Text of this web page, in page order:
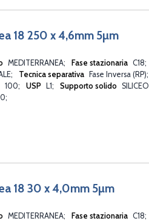
18 250 x 4,6mm 5µm
MEDITERRANEA Fase stazionaria C18
Tecnica separativa
Fase Inversa (RP)
100 USP L1 Supporto solido SILICEO
18 30 x 4,0mm 5µm
MEDITERRANEA Fase stazionaria C18